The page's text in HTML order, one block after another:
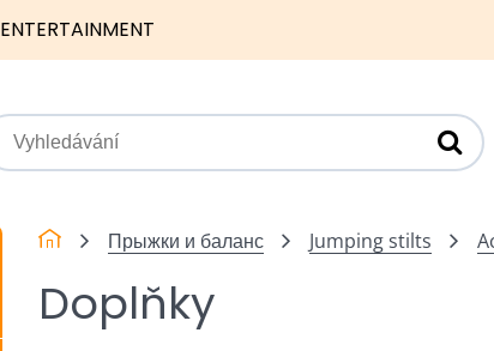
ENTERTAINMENT
Прыжки и баланс Jumping stilts
Doplňky